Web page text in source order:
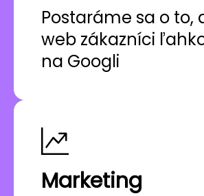
Postaráme sa o to,
web zákazníci
na Googli
Marketing